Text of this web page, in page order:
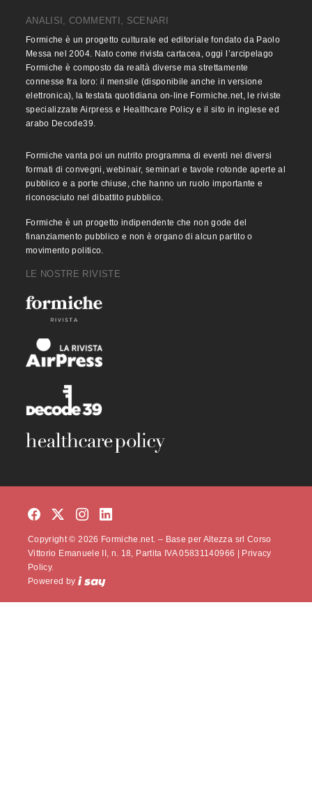
ANALISI, COMMENTI, SCENARI
Formiche è un progetto culturale ed editoriale fondato da Paolo
Messa nel 2004. Nato come rivista cartacea, oggi l’arcipelago
Formiche è composto da realtà diverse ma strettamente
connesse fra loro: il mensile (disponibile anche in versione
elettronica), la testata quotidiana on-line Formiche.net, le riviste
specializzate Airpress e Healthcare Policy e il sito in inglese ed
arabo Decode39.
Formiche vanta poi un nutrito programma di eventi nei diversi
formati di convegni, webinair, seminari e tavole rotonde aperte al
pubblico e a porte chiuse, che hanno un ruolo importante e
riconosciuto nel dibattito pubblico.
Formiche è un progetto indipendente che non gode del
finanziamento pubblico e non è organo di alcun partito o
movimento politico.
LE NOSTRE RIVISTE
Copyright © 2026 Formiche.net. – Base per Altezza srl Corso
Vittorio Emanuele II, n. 18, Partita IVA 05831140966 | Privacy
Policy.
Powered by